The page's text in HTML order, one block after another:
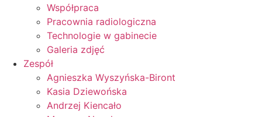
Współpraca
Pracownia radiologiczna
Technologie w gabinecie
Galeria zdjęć
Zespół
Agnieszka Wyszyńska-Biront
Kasia Dziewońska
Andrzej Kiencało